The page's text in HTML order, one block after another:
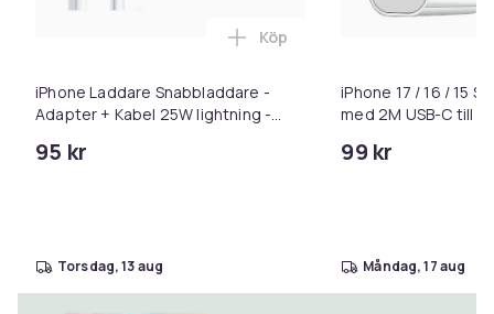
iPhone Laddare Snabbladdare -
Adapter + Kabel 25W lightning -
95 kr
Lägg till iPhone Laddare
Köp
torsdag, 13 aug
iPhone 17 / 16 / 15
med 2M USB-C till
99 kr
måndag, 17 aug